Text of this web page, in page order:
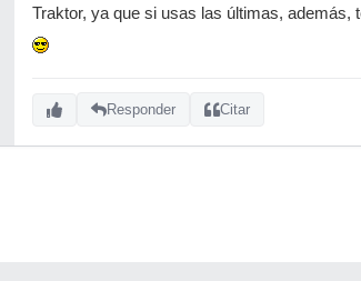
Traktor, ya que si usas las últimas,
Responder Citar